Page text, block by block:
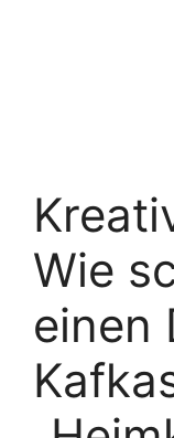
Wie
einen